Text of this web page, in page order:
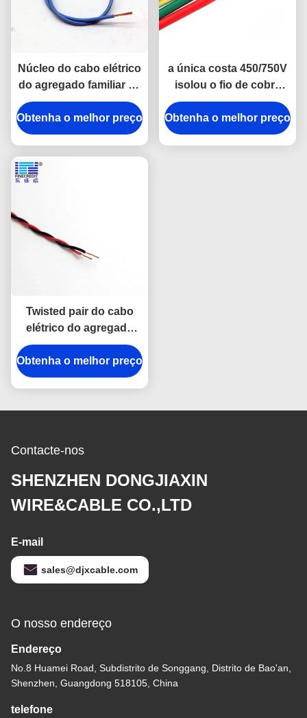
Núcleo do cabo elétrico
do agregado familiar de
H05V-R H07V-R 0.5mm2
único para a
construção
Obtenha o melhor preço
a única costa 450/750V
isolou o fio de cobre
H07V K CCC alistado
Obtenha o melhor preço
Twisted pair do cabo
elétrico do agregado
familiar do núcleo de
0.6/1KV Rvs 2
Obtenha o melhor preço
Contacte-nos
SHENZHEN DONGJIAXIN
WIRE&CABLE CO.,LTD
E-mail
sales@djxcable.com
O nosso endereço
Endereço
No.8 Huamei Road, Subdistrito de Songgang, Distrito de Bao'an,
Shenzhen, Guangdong 518105, China
telefone